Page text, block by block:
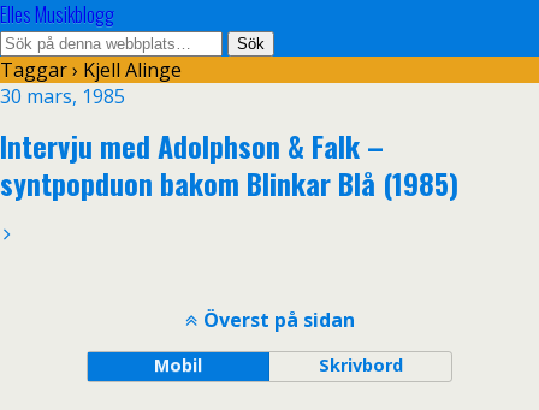
Elles Musikblogg
Taggar › Kjell Alinge
30 mars, 1985
Intervju med Adolphson & Falk –
syntpopduon bakom Blinkar Blå (1985)
Överst på sidan
Mobil Skrivbord